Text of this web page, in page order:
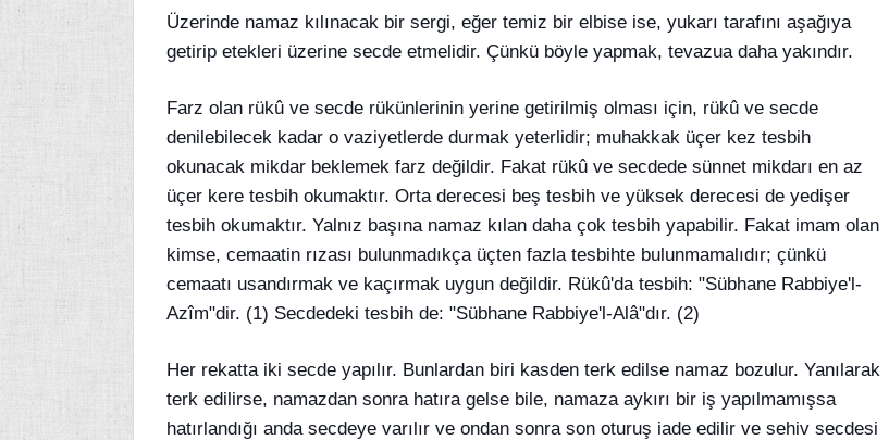
Üzerinde namaz kılınacak bir sergi, eğer temiz bir elbise ise, yukarı tarafını aşağıya
getirip etekleri üzerine secde etmelidir. Çünkü böyle yapmak, tevazua daha yakındır.
Farz olan rükû ve secde rükünlerinin yerine getirilmiş olması için, rükû ve secde
denilebilecek kadar o vaziyetlerde durmak yeterlidir; muhakkak üçer kez tesbih
okunacak mikdar beklemek farz değildir. Fakat rükû ve secdede sünnet mikdarı en az
üçer kere tesbih okumaktır. Orta derecesi beş tesbih ve yüksek derecesi de yedişer
tesbih okumaktır. Yalnız başına namaz kılan daha çok tesbih yapabilir. Fakat imam olan
kimse, cemaatin rızası bulunmadıkça üçten fazla tesbihte bulunmamalıdır; çünkü
cemaatı usandırmak ve kaçırmak uygun değildir. Rükû'da tesbih: "Sübhane Rabbiye'l-
Azîm"dir. (1) Secdedeki tesbih de: "Sübhane Rabbiye'l-Alâ"dır. (2)
Her rekatta iki secde yapılır. Bunlardan biri kasden terk edilse namaz bozulur. Yanılarak
terk edilirse, namazdan sonra hatıra gelse bile, namaza aykırı bir iş yapılmamışsa
hatırlandığı anda secdeye varılır ve ondan sonra son oturuş iade edilir ve sehiv secdesi